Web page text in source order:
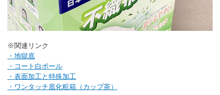
※関連リンク
・地獄底
・コート白ボール
・表面加工と特殊加工
・ワンタッチ底化粧箱（カップ茶）